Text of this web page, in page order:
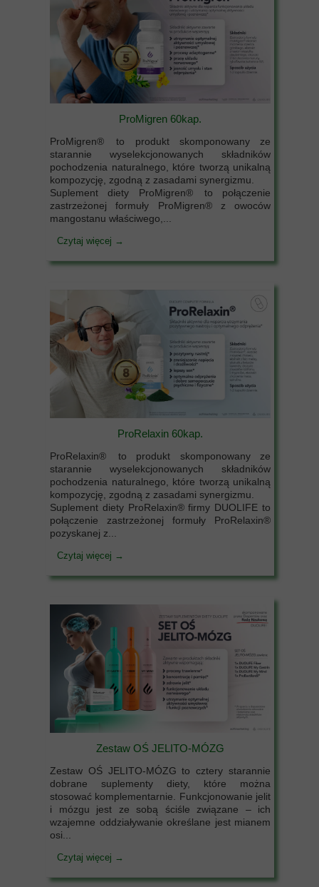
ProMigren 60kap.
ProMigren® to produkt skomponowany ze
starannie wyselekcjonowanych składników
pochodzenia naturalnego, które tworzą unikalną
kompozycję, zgodną z zasadami synergizmu.
Suplement diety ProMigren® to połączenie
zastrzeżonej formuły ProMigren® z owoców
mangostanu właściwego,...
Czytaj więcej →
ProRelaxin 60kap.
ProRelaxin® to produkt skomponowany ze
starannie wyselekcjonowanych składników
pochodzenia naturalnego, które tworzą unikalną
kompozycję, zgodną z zasadami synergizmu.
Suplement diety ProRelaxin® firmy DUOLIFE to
połączenie zastrzeżonej formuły ProRelaxin®
pozyskanej z...
Czytaj więcej →
Zestaw OŚ JELITO-MÓZG
Zestaw OŚ JELITO-MÓZG to cztery starannie
dobrane suplementy diety, które można
stosować komplementarnie. Funkcjonowanie jelit
i mózgu jest ze sobą ściśle związane – ich
wzajemne oddziaływanie określane jest mianem
osi...
Czytaj więcej →